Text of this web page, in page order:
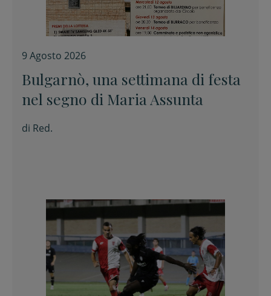
9 Agosto 2026
Bulgarnò, una settimana di festa
nel segno di Maria Assunta
di Red.